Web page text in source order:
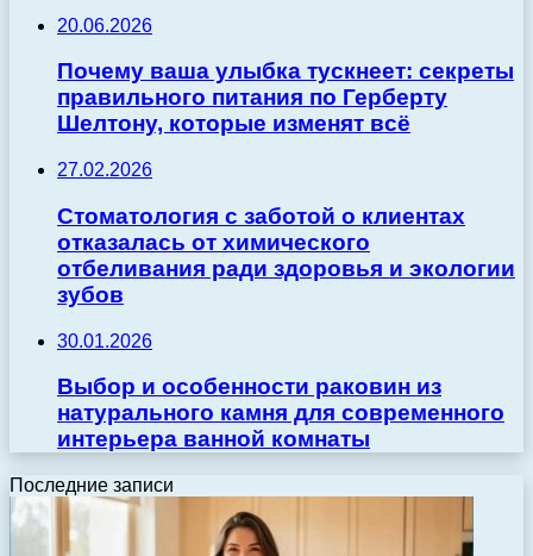
20.06.2026
Почему ваша улыбка тускнеет: секреты
правильного питания по Герберту
Шелтону, которые изменят всё
27.02.2026
Стоматология с заботой о клиентах
отказалась от химического
отбеливания ради здоровья и экологии
зубов
30.01.2026
Выбор и особенности раковин из
натурального камня для современного
интерьера ванной комнаты
Последние записи